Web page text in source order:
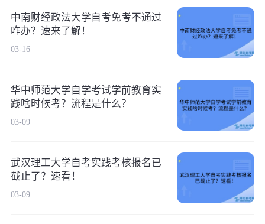
中南财经政法大学自考免考不通过
咋办？速来了解！
03-16
华中师范大学自学考试学前教育实
践啥时候考？流程是什么？
03-09
武汉理工大学自考实践考核报名已
截止了？速看！
03-09